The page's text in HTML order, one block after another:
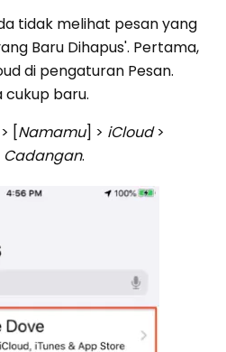
tidak melihat pesan yang
Baru Dihapus'. Pertama,
di pengaturan Pesan.
cukup baru.
> [Namamu] > iCloud>
Cadangan.